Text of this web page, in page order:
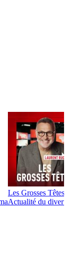
Les Grosses Têtes
Actualité du